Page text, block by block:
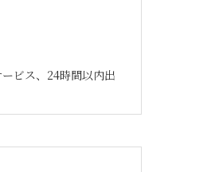
ビス、24時間以内出